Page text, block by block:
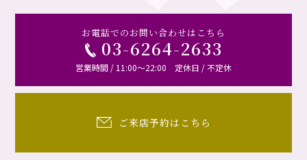
お電話でのお問い合わせはこちら
03-6264-2633
営業時間 / 11:00～22:00 定休日 / 不定休
ご来店予約はこちら